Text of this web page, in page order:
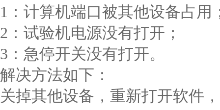
1：计算机端口被其他设备占用
2：试验机电源没有打开；
3：急停开关没有打开。
解决方法如下：
关掉其他设备，重新打开软件